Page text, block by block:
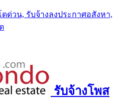
วน, รับจ้างลงประกาศอสังหา,
รับจ้างโพส